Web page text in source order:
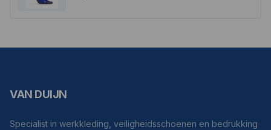
VAN DUIJN
Specialist in werkkleding, veiligheidsschoenen en bedrukking